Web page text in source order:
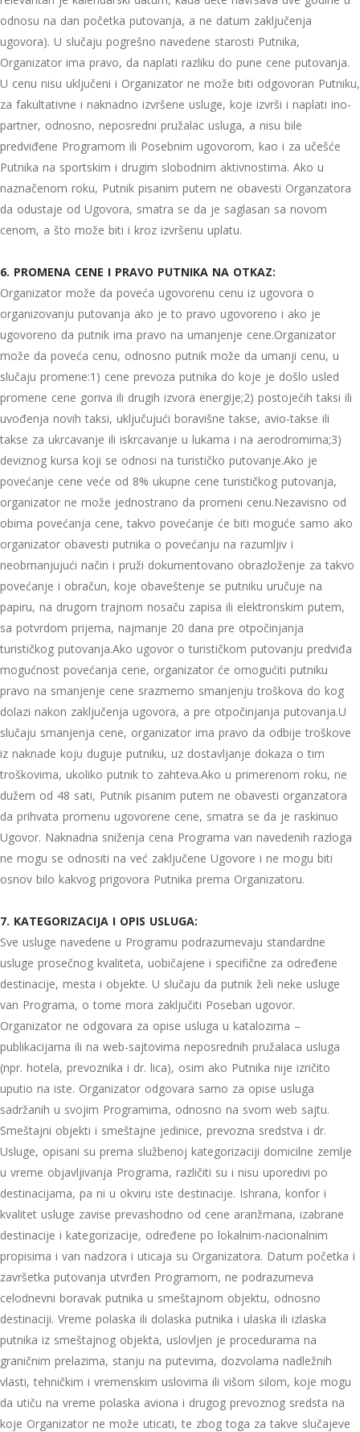
odnosu na dan početka putovanja, a ne datum zaključenja
ugovora). U slučaju pogrešno navedene starosti Putnika,
Organizator ima pravo, da naplati razliku do pune cene putovanja.
U cenu nisu uključeni i Organizator ne može biti odgovoran Putniku,
za fakultativne i naknadno izvršene usluge, koje izvrši i naplati ino-
partner, odnosno, neposredni pružalac usluga, a nisu bile
predviđene Programom ili Posebnim ugovorom, kao i za učešće
Putnika na sportskim i drugim slobodnim aktivnostima. Ako u
naznačenom roku, Putnik pisanim putem ne obavesti Organzatora
da odustaje od Ugovora, smatra se da je saglasan sa novom
cenom, a što može biti i kroz izvršenu uplatu.
6. PROMENA CENE I PRAVO PUTNIKA NA OTKAZ:
Organizator može da poveća ugovorenu cenu iz ugovora o
organizovanju putovanja ako je to pravo ugovoreno i ako je
ugovoreno da putnik ima pravo na umanjenje cene.Organizator
može da poveća cenu, odnosno putnik može da umanji cenu, u
slučaju promene:1) cene prevoza putnika do koje je došlo usled
promene cene goriva ili drugih izvora energije;2) postojećih taksi ili
uvođenja novih taksi, uključujući boravišne takse, avio-takse ili
takse za ukrcavanje ili iskrcavanje u lukama i na aerodromima;3)
deviznog kursa koji se odnosi na turističko putovanje.Ako je
povećanje cene veće od 8% ukupne cene turističkog putovanja,
organizator ne može jednostrano da promeni cenu.Nezavisno od
obima povećanja cene, takvo povećanje će biti moguće samo ako
organizator obavesti putnika o povećanju na razumljiv i
neobmanjujući način i pruži dokumentovano obrazloženje za takvo
povećanje i obračun, koje obaveštenje se putniku uručuje na
papiru, na drugom trajnom nosaču zapisa ili elektronskim putem,
sa potvrdom prijema, najmanje 20 dana pre otpočinjanja
turističkog putovanja.Ako ugovor o turističkom putovanju predviđa
mogućnost povećanja cene, organizator će omogućiti putniku
pravo na smanjenje cene srazmerno smanjenju troškova do kog
dolazi nakon zaključenja ugovora, a pre otpočinjanja putovanja.U
slučaju smanjenja cene, organizator ima pravo da odbije troškove
iz naknade koju duguje putniku, uz dostavljanje dokaza o tim
troškovima, ukoliko putnik to zahteva.Ako u primerenom roku, ne
dužem od 48 sati, Putnik pisanim putem ne obavesti organzatora
da prihvata promenu ugovorene cene, smatra se da je raskinuo
Ugovor. Naknadna sniženja cena Programa van navedenih razloga
ne mogu se odnositi na već zaključene Ugovore i ne mogu biti
osnov bilo kakvog prigovora Putnika prema Organizatoru.
7. KATEGORIZACIJA I OPIS USLUGA:
Sve usluge navedene u Programu podrazumevaju standardne
usluge prosečnog kvaliteta, uobičajene i specifične za određene
destinacije, mesta i objekte. U slučaju da putnik želi neke usluge
van Programa, o tome mora zaključiti Poseban ugovor.
Organizator ne odgovara za opise usluga u katalozima –
publikacijama ili na web-sajtovima neposrednih pružalaca usluga
(npr. hotela, prevoznika i dr. lica), osim ako Putnika nije izričito
uputio na iste. Organizator odgovara samo za opise usluga
sadržanih u svojim Programima, odnosno na svom web sajtu.
Smeštajni objekti i smeštajne jedinice, prevozna sredstva i dr.
Usluge, opisani su prema službenoj kategorizaciji domicilne zemlje
u vreme objavljivanja Programa, različiti su i nisu uporedivi po
destinacijama, pa ni u okviru iste destinacije. Ishrana, konfor i
kvalitet usluge zavise prevashodno od cene aranžmana, izabrane
destinacije i kategorizacije, određene po lokalnim-nacionalnim
propisima i van nadzora i uticaja su Organizatora. Datum početka i
završetka putovanja utvrđen Programom, ne podrazumeva
celodnevni boravak putnika u smeštajnom objektu, odnosno
destinaciji. Vreme polaska ili dolaska putnika i ulaska ili izlaska
putnika iz smeštajnog objekta, uslovljen je procedurama na
graničnim prelazima, stanju na putevima, dozvolama nadležnih
vlasti, tehničkim i vremenskim uslovima ili višom silom, koje mogu
da utiču na vreme polaska aviona i drugog prevoznog sredsta na
koje Organizator ne može uticati, te zbog toga za takve slučajeve